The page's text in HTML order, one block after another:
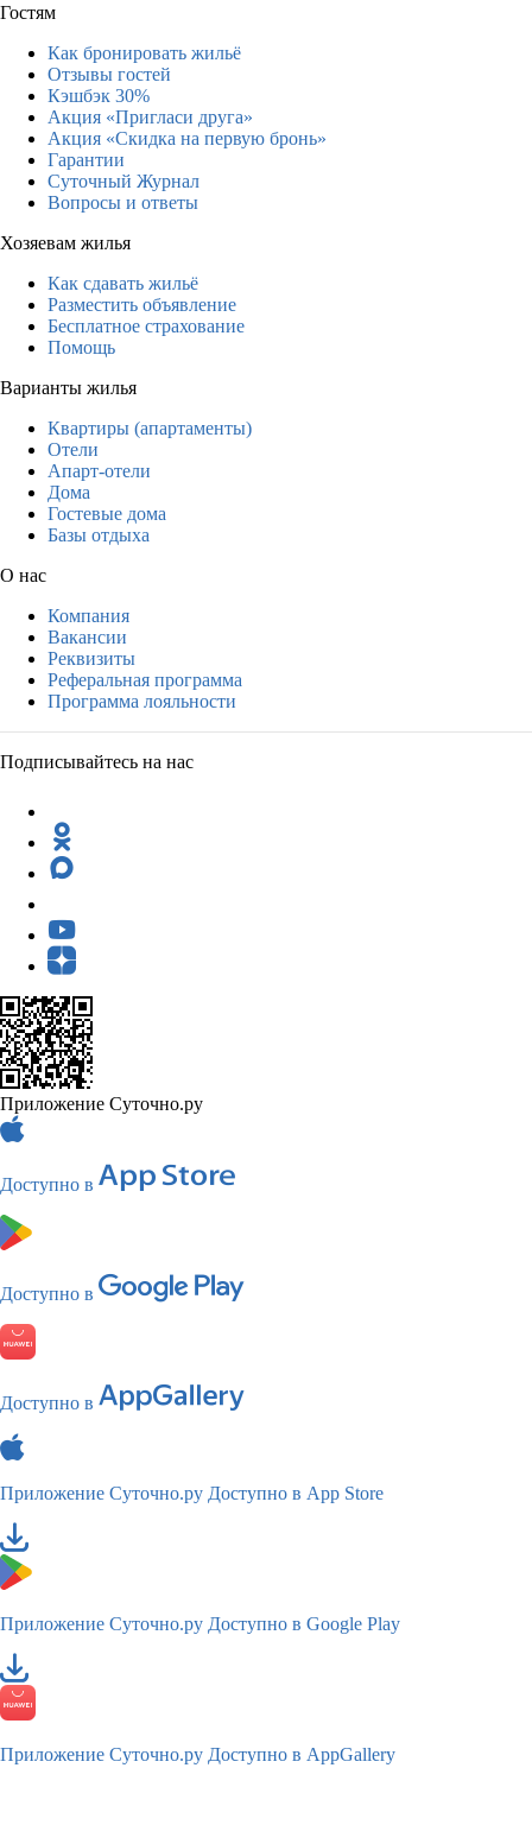
Гостям
Как бронировать жильё
Отзывы гостей
Кэшбэк 30%
Акция «Пригласи друга»
Акция «Скидка на первую бронь»
Гарантии
Суточный Журнал
Вопросы и ответы
Хозяевам жилья
Как сдавать жильё
Разместить объявление
Бесплатное страхование
Помощь
Варианты жилья
Квартиры (апартаменты)
Отели
Апарт-отели
Дома
Гостевые дома
Базы отдыха
О нас
Компания
Вакансии
Реквизиты
Реферальная программа
Программа лояльности
Подписывайтесь на нас
Приложение Суточно.ру
Доступно в
Доступно в
Доступно в
Приложение Суточно.ру Доступно в App Store
Приложение Суточно.ру Доступно в Google Play
Приложение Суточно.ру Доступно в AppGallery